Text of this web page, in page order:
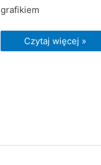
grafikiem
Czytaj więcej »